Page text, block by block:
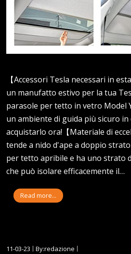
【Accessori Tesla necessari in
un manufatto estivo per la tua
parasole per tetto in vetro Model
un ambiente di guida più sicuro in
acquistarlo ora!【Materiale di
tende a nido d'ape a doppio
per tetto apribile e ha uno strato
che può isolare efficacemente il…
Read more...
11-03-23
By:redazione